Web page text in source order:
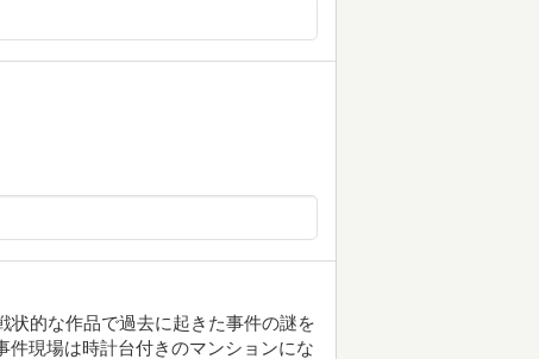
状的な作品で過去に起きた事件の謎を
現場は時計台付きのマンションにな